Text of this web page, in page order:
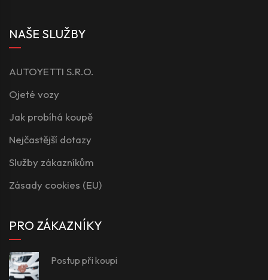
NAŠE SLUŽBY
AUTOYETTI S.R.O.
Ojeté vozy
Jak probíhá koupě
Nejčastější dotazy
Služby zákazníkům
Zásady cookies (EU)
PRO ZÁKAZNÍKY
Postup při koupi